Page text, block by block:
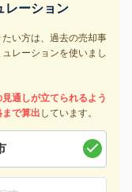
レーション
い方は、過去の売却事
レーションを使いまし
通しが立てられるよう
で算出 しています。